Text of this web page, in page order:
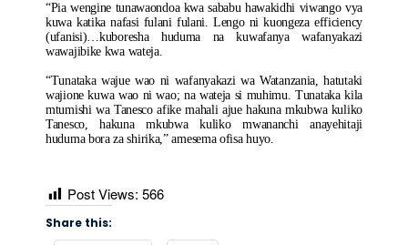
“Pia wengine tunawaondoa kwa sababu hawakidhi viwango vya
kuwa katika nafasi fulani fulani. Lengo ni kuongeza efficiency
(ufanisi)…kuboresha huduma na kuwafanya wafanyakazi
wawajibike kwa wateja.
“Tunataka wajue wao ni wafanyakazi wa Watanzania, hatutaki
wajione kuwa wao ni wao; na wateja si muhimu. Tunataka kila
mtumishi wa Tanesco afike mahali ajue hakuna mkubwa kuliko
Tanesco, hakuna mkubwa kuliko mwananchi anayehitaji
huduma bora za shirika,” amesema ofisa huyo.
Post Views: 566
Share this: